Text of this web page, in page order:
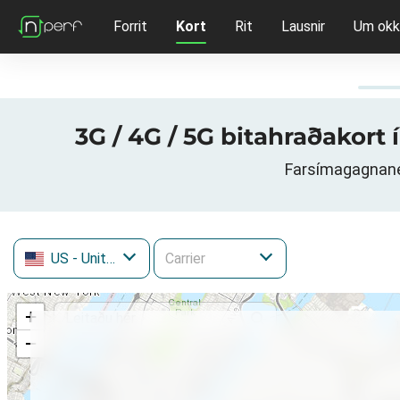
Forrit Kort Rit Lausnir Um
3G / 4G / 5G
US - United States
+
−